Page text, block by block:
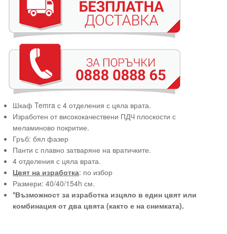
Шкаф Temra с 4 отделения с цяла врата.
Изработен от висококачествени ПДЧ плоскости с
меламиново покритие.
Гръб: бял фазер
Панти с плавно затваряне на вратичките.
4 отделения с цяла врата.
Цвят на изработка: по избор
Размери: 40/40/154h см.
*Възможност за изработка изцяло в един цвят или
комбинация от два цвята (както е на снимката).